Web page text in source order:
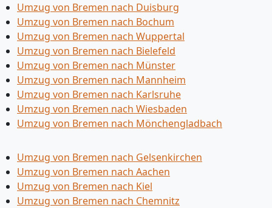
Umzug von Bremen nach Duisburg
Umzug von Bremen nach Bochum
Umzug von Bremen nach Wuppertal
Umzug von Bremen nach Bielefeld
Umzug von Bremen nach Münster
Umzug von Bremen nach Mannheim
Umzug von Bremen nach Karlsruhe
Umzug von Bremen nach Wiesbaden
Umzug von Bremen nach Mönchen­gladbach
Umzug von Bremen nach Gelsenkirchen
Umzug von Bremen nach Aachen
Umzug von Bremen nach Kiel
Umzug von Bremen nach Chemnitz